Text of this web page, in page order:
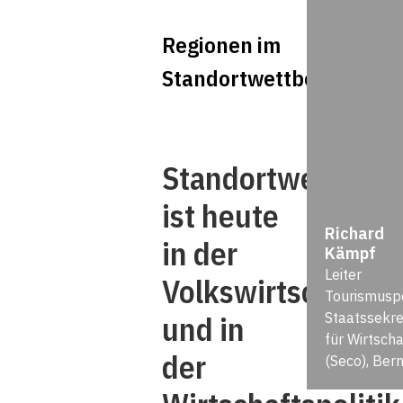
Regionen im
Standortwettbewerb
ist heute
in der
und in
der
Richard
Kämpf
Leiter
für
(Seco), Bern